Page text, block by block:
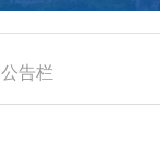
公告栏